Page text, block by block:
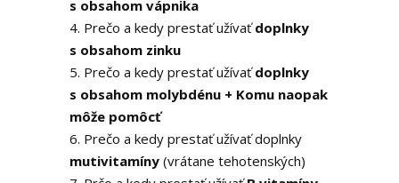
s obsahom vápnika
4. Prečo a kedy prestať užívaťdoplnky
s obsahom zinku
5. Prečo a kedy prestať užívaťdoplnky
s obsahom molybdénu + Komu naopak
môže pomôcť
6. Prečo a kedy prestať užívať doplnky
mutivitamíny(vrátane tehotenských)